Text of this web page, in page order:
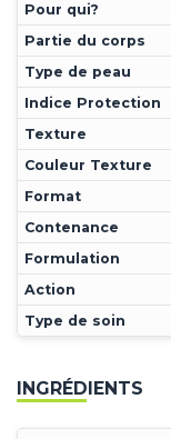
Pour qui?
Partie du corps
Type de peau
Indice Protection
Texture
Couleur Texture
Format
Contenance
Formulation
Action
Type de soin
INGRÉDIENTS